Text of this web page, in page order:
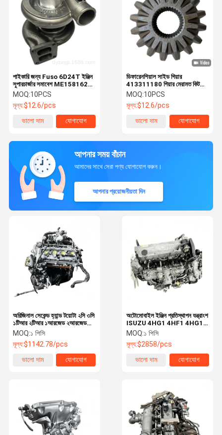
পাইকারি জন্য Fuso 6D24T ইঞ্জিন
সুপারচার্জার সমাবেশ ME158162
49188-01651
MOQ:10PCS
মূল্য:$12.6/pcs
ভালো দাম
যোগাযোগ
ডিফারেনশিয়াল সাইড গিয়ার
413311180 গিয়ার মেরামত কিট
জন্য GAC হিনো 700 ভারী ট্রাক
MOQ:10PCS
মূল্য:$12.6/pcs
ভালো দাম
যোগাযোগ
আপনার সময় বাঁচান
আমাদের সাথে সেরা পণ্য যোগাযোগ করুন।
আপনার প্রয়োজনীয়তা দিন
অটোমোবাইল ইঞ্জিন প্রতিস্থাপন যন্ত্রাংশ
ISUZU 4HG1 4HF1 4HG1
4HE1 4HL1 সেকেন্ড হ্যান্ড ডিজেল
ইঞ্জিন
MOQ:১ পিসি
মূল্য:$2858/pcs
ভালো দাম
যোগাযোগ
অরিজিনাল সেকেন্ড হ্যান্ড টয়োটা ২সি ৩সি
১টিআর ২টিআর ১আরজেড ২আরজেড
ইঞ্জিন পেশাদারদের দ্বারা পরিদর্শন ও
রক্ষণাবেক্ষণ করা হয়
MOQ:১ পিসি
মূল্য:$1142.78/pcs
ভালো দাম
যোগাযোগ